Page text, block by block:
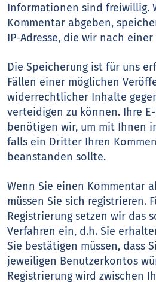
Informationen sind freiwillig.
Kommentar abgeben,
IP-Adresse, die wir nach
Die Speicherung ist für uns
Fällen einer möglichen
widerrechtlicher Inhalte
verteidigen zu können. Ihre
benötigen wir, um mit Ihnen
falls ein Dritter Ihren
beanstanden sollte.
Wenn Sie einen Kommentar
müssen Sie sich registrieren.
Registrierung setzen wir das
Verfahren ein, d.h. Sie
Sie bestätigen müssen, dass
jeweiligen Benutzerkontos
Registrierung wird zwischen